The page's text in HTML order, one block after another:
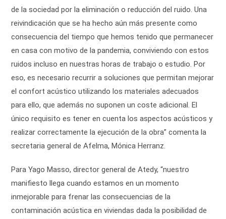
de la sociedad por la eliminación o reducción del ruido. Una
reivindicación que se ha hecho aún más presente como
consecuencia del tiempo que hemos tenido que permanecer
en casa con motivo de la pandemia, conviviendo con estos
ruidos incluso en nuestras horas de trabajo o estudio. Por
eso, es necesario recurrir a soluciones que permitan mejorar
el confort acústico utilizando los materiales adecuados
para ello, que además no suponen un coste adicional. El
único requisito es tener en cuenta los aspectos acústicos y
realizar correctamente la ejecución de la obra” comenta la
secretaria general de Afelma, Mónica Herranz.
Para Yago Masso, director general de Atedy, “nuestro
manifiesto llega cuando estamos en un momento
inmejorable para frenar las consecuencias de la
contaminación acústica en viviendas dada la posibilidad de